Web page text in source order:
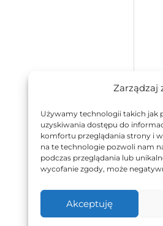
Zarządzaj
Używamy technologii takich jak
uzyskiwania dostępu do
komfortu przeglądania strony i
na te technologie pozwoli nam
podczas przeglądania lub
wycofanie zgody, może
Akceptuję